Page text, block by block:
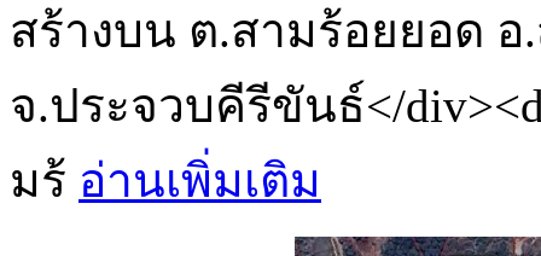
สร้างบน ต.สามร้อยยอด
จ.ประจวบคีรีขันธ์</
มร้ อ่านเพิ่มเติม